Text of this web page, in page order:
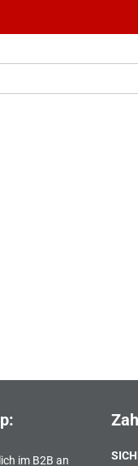
im B2B an